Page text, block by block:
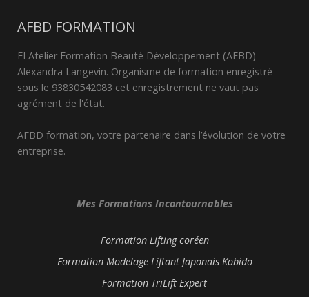
AFBD FORMATION
EI Atelier Formation Beauté Développement (AFBD)-
Alexandra Langevin. Organisme de formation enregistré
sous le 93830542083 cet enregistrement ne vaut pas
agrément de l'état.
AFBD formation, votre partenaire dans l’évolution de votre
entreprise.
Mes Formations Incontournables
Formation Lifting coréen
Formation Modelage Liftant Japonais Kobido
Formation TriLift Expert